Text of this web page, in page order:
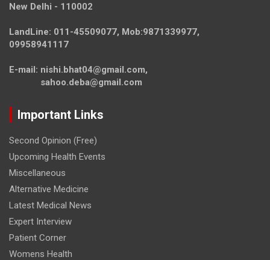
New Delhi - 110002
LandLine: 011-45509077, Mob:9871339977,
09958941117
E-mail: nishi.bhat04@gmail.com,
sahoo.deba@gmail.com
Important Links
Second Opinion (Free)
Upcoming Health Events
Miscellaneous
Alternative Medicine
Latest Medical News
Expert Interview
Patient Corner
Womens Health